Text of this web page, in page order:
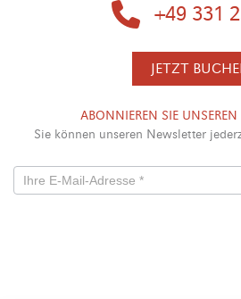
+49 331
JETZT
ABONNIEREN SIE UNSEREN
Sie können unseren Newsletter
Newsletterformular